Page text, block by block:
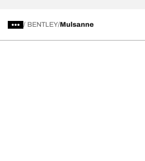
/ BENTLEY Mulsanne